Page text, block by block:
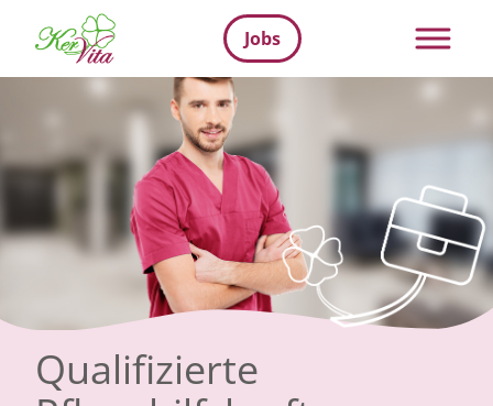
Jobs
Qualifizierte